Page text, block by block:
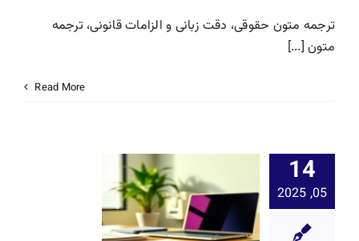
ترجمه متون حقوقی، دقت زبانی و الزامات قانونی، ترجمه
متون [...]
Read More
14
05, 2025